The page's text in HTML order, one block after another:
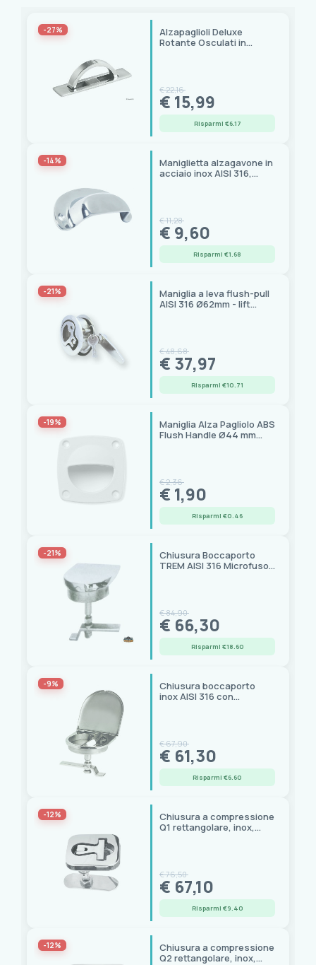
Foresti(12)
GATE14
Trem
Prezzo
0,00 € - 154,00 €
-27%
Alzapaglioli Deluxe
Rotante Osculati in
€ 22,16
€ 15,99
Risparmi €6.17
-14%
Maniglietta alzagavone in
acciaio inox AISI 316,
€ 11,28
€ 9,60
Risparmi €1.68
-21%
Maniglia a leva flush-pull
AISI 316 Ø62mm - lift
€ 48,68
€ 37,97
Risparmi €10.71
-19%
Maniglia Alza Pagliolo ABS
Flush Handle Ø44 mm
€ 2,36
€ 1,90
Risparmi €0.46
-21%
Chiusura Boccaporto
TREM AISI 316 Microfuso
€ 84,90
€ 66,30
Risparmi €18.60
-9%
Chiusura boccaporto
inox AISI 316 con
€ 67,90
€ 61,30
Risparmi €6.60
-12%
Chiusura a compressione
Q1 rettangolare, inox,
€ 76,50
€ 67,10
Risparmi €9.40
-12%
Chiusura a compressione
Q2 rettangolare, inox,